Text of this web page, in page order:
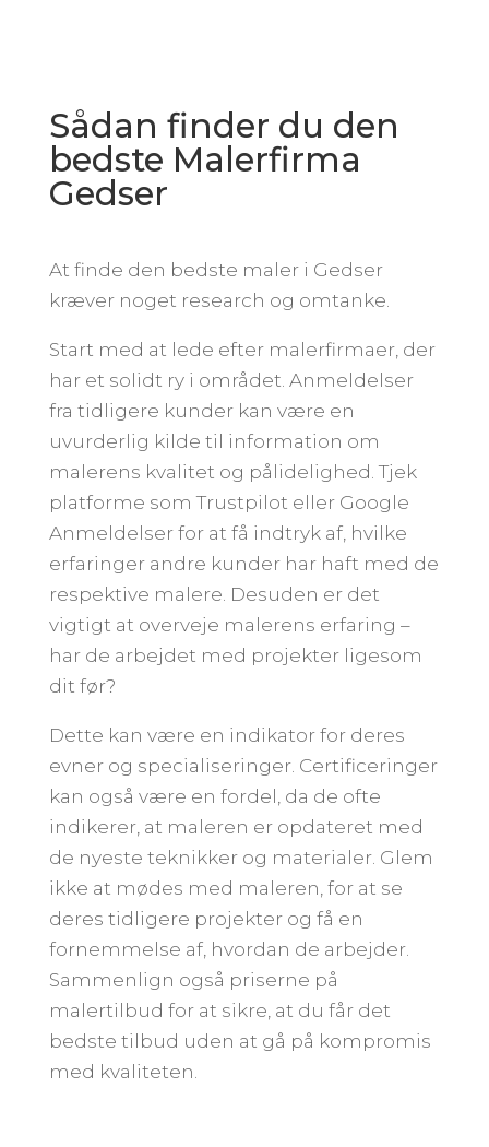
Sådan finder du den
bedste Malerfirma
Gedser
At finde den bedste maler i Gedser
kræver noget research og omtanke.
Start med at lede efter malerfirmaer, der
har et solidt ry i området. Anmeldelser
fra tidligere kunder kan være en
uvurderlig kilde til information om
malerens kvalitet og pålidelighed. Tjek
platforme som Trustpilot eller Google
Anmeldelser for at få indtryk af, hvilke
erfaringer andre kunder har haft med de
respektive malere. Desuden er det
vigtigt at overveje malerens erfaring –
har de arbejdet med projekter ligesom
dit før?
Dette kan være en indikator for deres
evner og specialiseringer. Certificeringer
kan også være en fordel, da de ofte
indikerer, at maleren er opdateret med
de nyeste teknikker og materialer. Glem
ikke at mødes med maleren, for at se
deres tidligere projekter og få en
fornemmelse af, hvordan de arbejder.
Sammenlign også priserne på
malertilbud for at sikre, at du får det
bedste tilbud uden at gå på kompromis
med kvaliteten.